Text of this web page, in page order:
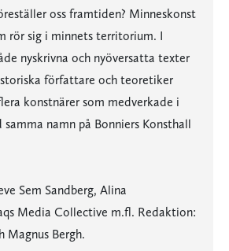
oss framtiden? Minneskonst
rör sig i minnets territorium. I
nyskrivna och nyöversatta texter
författare och teoretiker
konstnärer som medverkade i
namn på Bonniers Konsthall
Sem Sandberg, Alina
Media Collective m.fl. Redaktion:
Magnus Bergh.